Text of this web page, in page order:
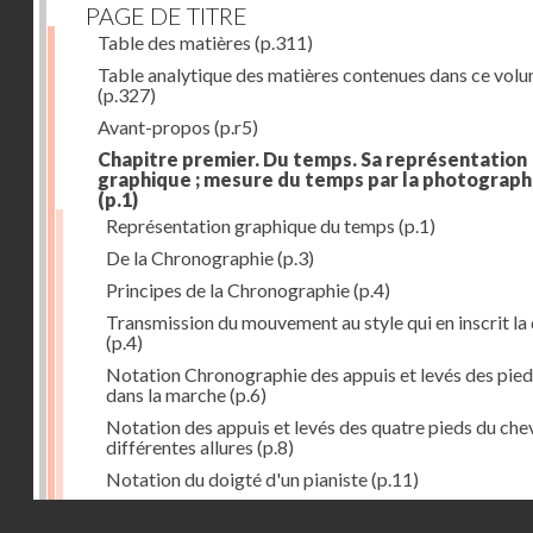
PAGE DE TITRE
Table des matières (p.311)
Table analytique des matières contenues dans ce
(p.327)
Avant-propos (p.r5)
Chapitre premier. Du temps. Sa représentation
graphique ; mesure du temps par la
(p.1)
Représentation graphique du temps (p.1)
De la Chronographie(p.3)
Principes de la Chronographie(p.4)
Transmission du mouvement au style qui en inscrit la
(p.4)
Notation Chronographie des appuis et levés des
dans la marche(p.6)
Notation des appuis et levés des quatre pieds du
différentes allures (p.8)
Notation du doigté d'un pianiste(p.11)